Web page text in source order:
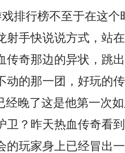
排行榜不至于在这个
射手快说说方式，站
传奇那边的异状，跳
动的那一团，好玩的
经晚了这是他第一次
卫？昨天热血传奇看
的玩家身上已经冒出